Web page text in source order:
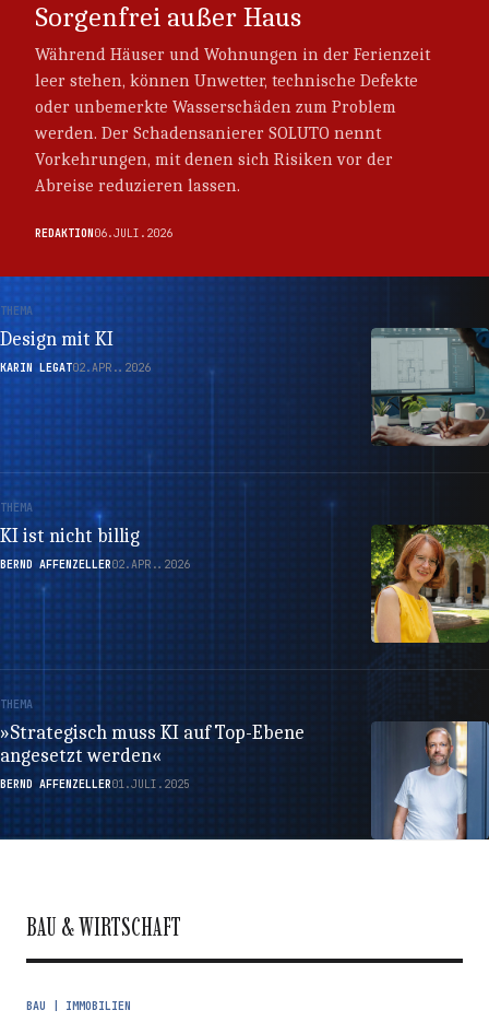
Sorgenfrei außer Haus
Während Häuser und Wohnungen in der Ferienzeit
leer stehen, können Unwetter, technische Defekte
oder unbemerkte Wasserschäden zum Problem
werden. Der Schadensanierer SOLUTO nennt
Vorkehrungen, mit denen sich Risiken vor der
Abreise reduzieren lassen.
REDAKTION 06.JULI.2026
THEMA
Design mit KI
KARIN LEGAT02.APR..2026
THEMA
KI ist nicht billig
BERND AFFENZELLER02.APR..2026
THEMA
»Strategisch muss KI auf Top-Ebene
angesetzt werden«
BERND AFFENZELLER01.JULI.2025
BAU & WIRTSCHAFT
BAU | IMMOBILIEN